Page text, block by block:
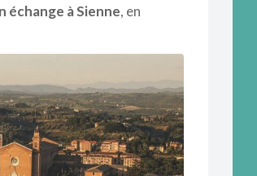
échange à Sienne, en